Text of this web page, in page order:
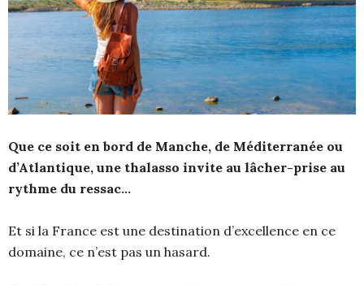
Que ce soit en bord de Manche, de Méditerranée ou
d’Atlantique, une thalasso invite au lâcher-prise au
rythme du ressac…
Et si la France est une destination d’excellence en ce
domaine, ce n’est pas un hasard.